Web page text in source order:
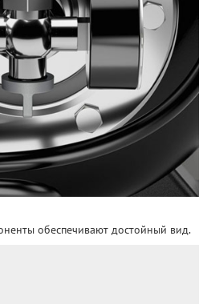
обеспечивают достойный вид.